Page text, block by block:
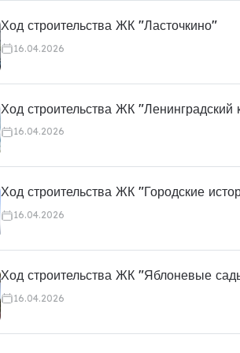
Ход строительства ЖК "Ласточкино"
16.04.2026
Ход строительства ЖК "Ленинградский
16.04.2026
Ход строительства ЖК "Городские
16.04.2026
Ход строительства ЖК "Яблоневые
16.04.2026